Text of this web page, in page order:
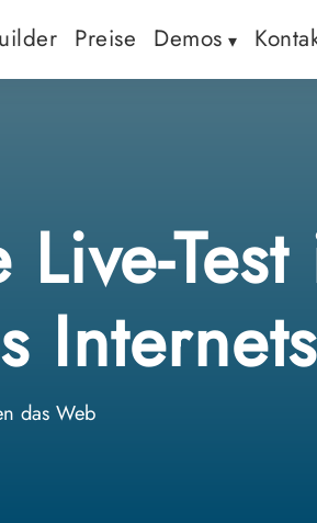
Preise Demos
Test
Internets
das Web